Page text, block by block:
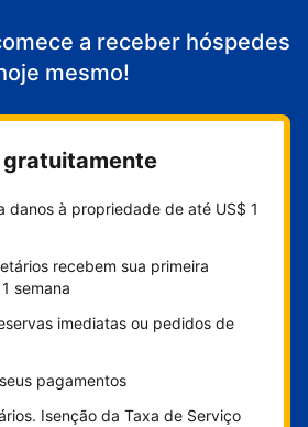
a receber hóspedes
mesmo!
danos à propriedade de até US$ 1
recebem sua primeira
semana
imediatas ou pedidos de
pagamentos
Isenção da Taxa de Serviço